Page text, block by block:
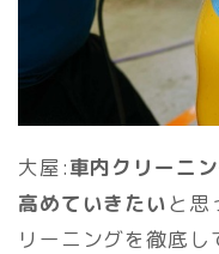
大屋:車内クリーニ
高めていきたいと思
リーニングを徹底